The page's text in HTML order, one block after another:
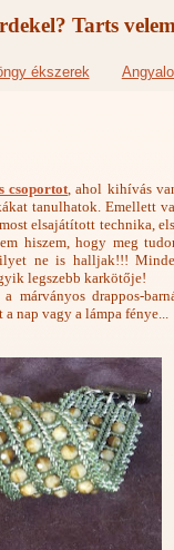
Tarts
ékszerek
csoportot , ahol kihívás
tanulhatok. Emellett
elsajátított technika,
hiszem, hogy meg
ne is halljak!!!
legszebb karkötője!
márványos drappos-
nap vagy a lámpa fénye...